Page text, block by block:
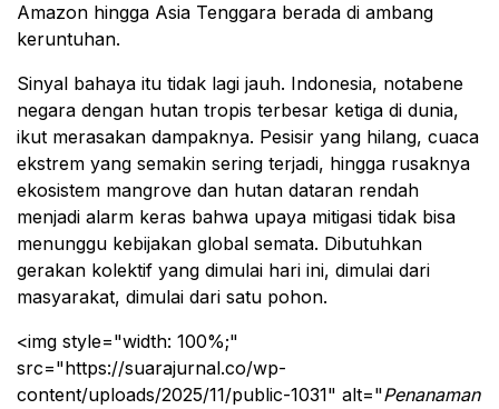
Amazon hingga Asia Tenggara berada di ambang
keruntuhan.
Sinyal bahaya itu tidak lagi jauh. Indonesia, notabene
negara dengan hutan tropis terbesar ketiga di dunia,
ikut merasakan dampaknya. Pesisir yang hilang, cuaca
ekstrem yang semakin sering terjadi, hingga rusaknya
ekosistem mangrove dan hutan dataran rendah
menjadi alarm keras bahwa upaya mitigasi tidak bisa
menunggu kebijakan global semata. Dibutuhkan
gerakan kolektif yang dimulai hari ini, dimulai dari
masyarakat, dimulai dari satu pohon.
<img style="width: 100%;"
src="https://suarajurnal.co/wp-
content/uploads/2025/11/public-1031" alt="Penanaman